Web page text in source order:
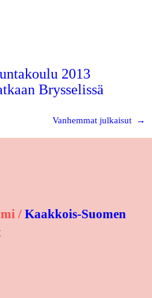
2013
Brysselissä
Vanhemmat julkaisut →
/ Kaakkois-Suomen